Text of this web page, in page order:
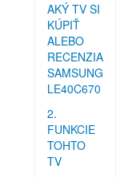
AKÝ TV SI
KÚPIŤ
ALEBO
RECENZIA
SAMSUNG
LE40C670
2.
FUNKCIE
TOHTO
TV